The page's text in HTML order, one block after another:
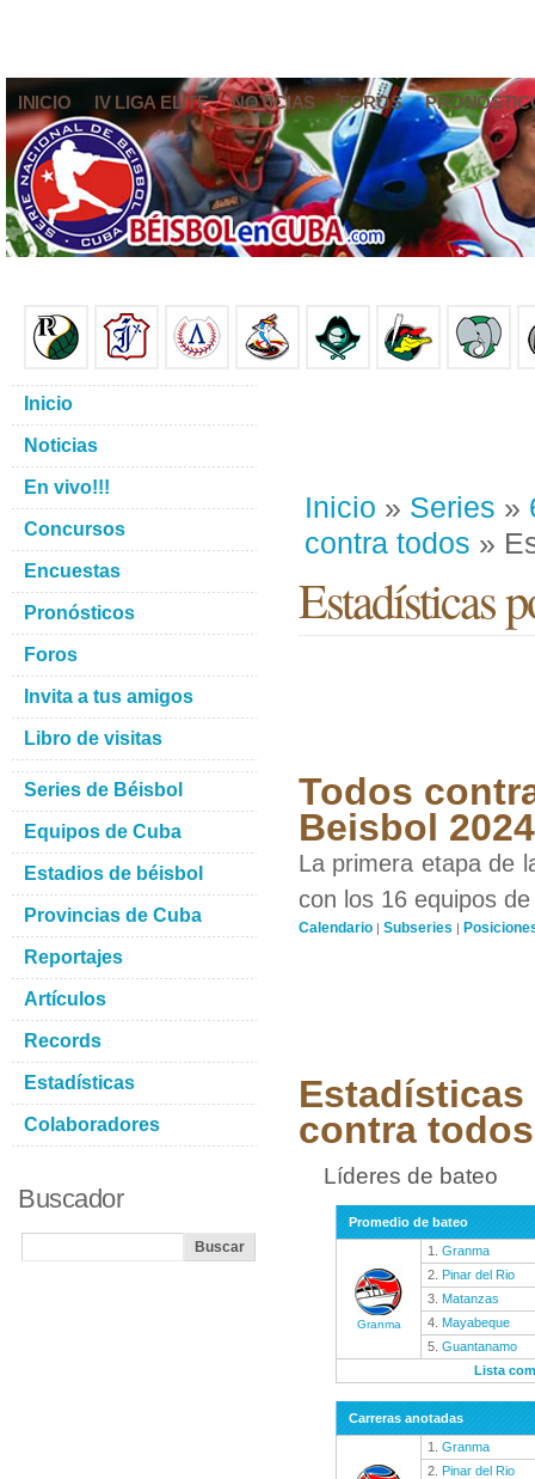
INICIO IV LIGA ELITE NOTICIAS FOROS
Inicio » Series »
contra todos »
Estadísticas
Todos
Beisbol 2024
La primera etapa de
con los 16 equipos
Calendario | Subseries |
contra todos
Líderes de bateo
Promedio de bateo
Granma
1. Granma
2. Pinar del Rio
3. Matanzas
4. Mayabeque
5. Guantanamo
Lista
Carreras anotadas
1. Granma
2. Pinar del Rio
Inicio
Noticias
En vivo!!!
Concursos
Encuestas
Pronósticos
Foros
Invita a tus amigos
Libro de visitas
Series de Béisbol
Equipos de Cuba
Estadios de béisbol
Provincias de Cuba
Reportajes
Artículos
Records
Estadísticas
Colaboradores
Buscador